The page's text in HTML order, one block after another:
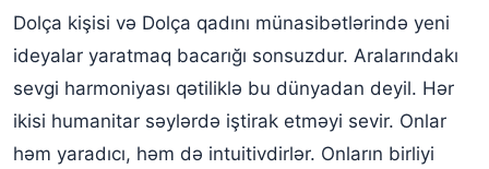
Dolça kişisi və Dolça qadını münasibətlərində yeni
ideyalar yaratmaq bacarığı sonsuzdur. Aralarındakı
sevgi harmoniyası qətiliklə bu dünyadan deyil. Hər
ikisi humanitar səylərdə iştirak etməyi sevir. Onlar
həm yaradıcı, həm də intuitivdirlər. Onların birliyi